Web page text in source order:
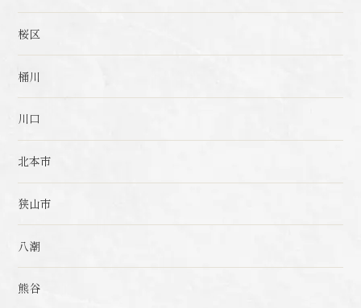
桜区
桶川
川口
北本市
狭山市
八潮
熊谷